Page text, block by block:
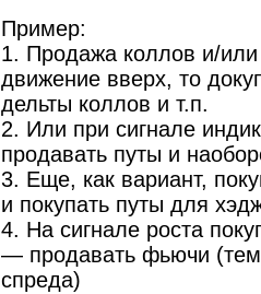
Пример:
1. Продажа коллов и/или
движение вверх, то
дельты коллов и т.п.
2. Или при сигнале
продавать путы и
3. Еще, как вариант,
и покупать путы для
4. На сигнале роста
— продавать фьючи
спреда)